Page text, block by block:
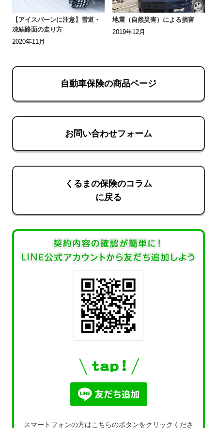
【アイスバーンに注意】雪道・
凍結路面の走り方
2020年11月
地震（自然災害）による損害
2019年12月
自動車保険の商品ページ
お問い合わせフォーム
くるまの保険のコラム
に戻る
スマートフォンの方はこちらのボタンをクリックくださ